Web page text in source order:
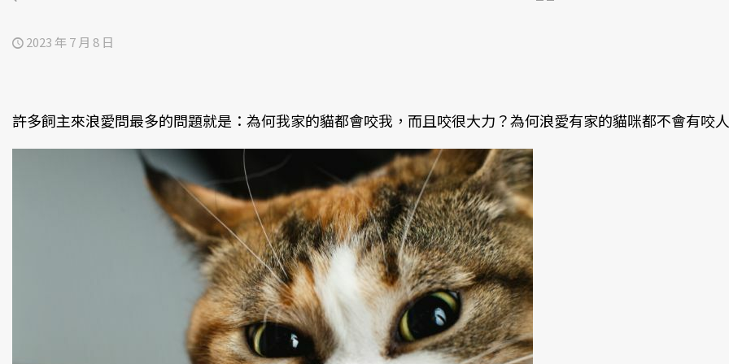
2023 年 7 月 8 日
許多飼主來浪愛問最多的問題就是：為何我家的貓都會咬我，而且咬很大力？為何浪愛有家的貓咪都不會有咬